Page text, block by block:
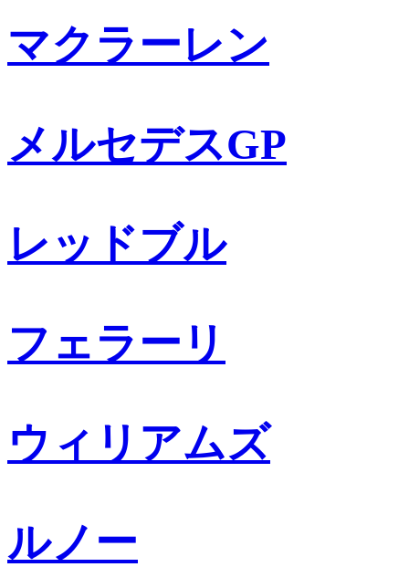
マクラーレン
メルセデスGP
レッドブル
フェラーリ
ウィリアムズ
ルノー